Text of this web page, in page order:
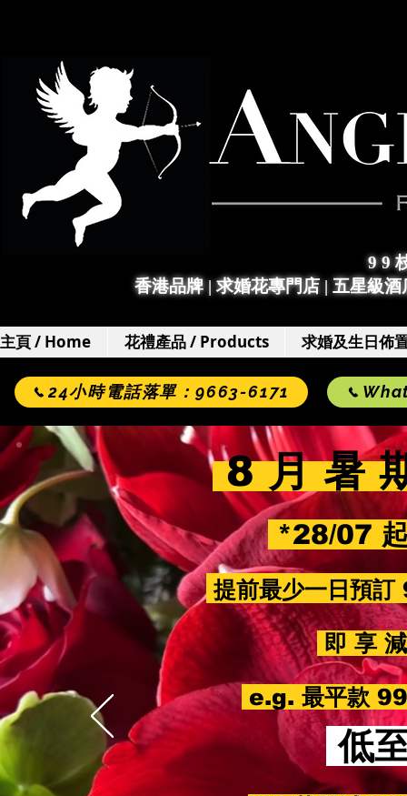
9 9
香港品牌 | 求婚花專門店| 五星級
主頁 / Home 花禮產品 / Products 求婚及生日佈
24小時電話落單：9663-6171
8 月 暑
*28/07
提前最少一日預
即 享
e.g. 最平款
低